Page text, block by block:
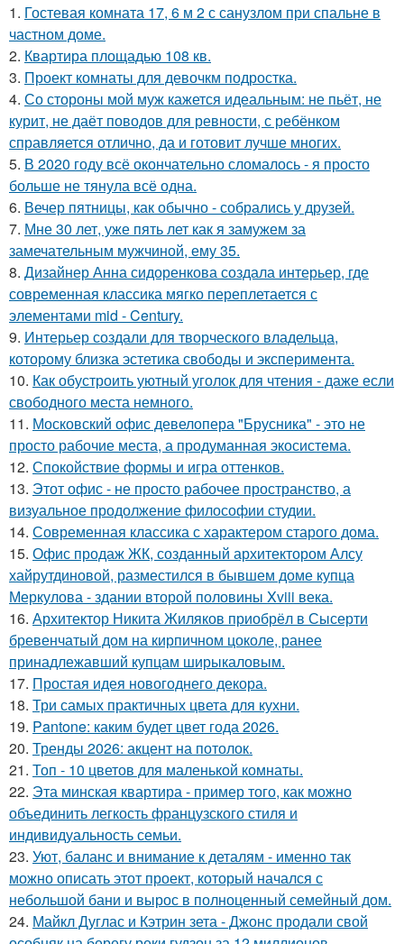
1. Гостевая комната 17, 6 м 2 с санузлом при спальне в
частном доме.
2. Квартира площадью 108 кв.
3. Проект комнаты для девочкм подростка.
4. Со стороны мой муж кажется идеальным: не пьёт, не
курит, не даёт поводов для ревности, с ребёнком
справляется отлично, да и готовит лучше многих.
5. В 2020 году всё окончательно сломалось - я просто
больше не тянула всё одна.
6. Вечер пятницы, как обычно - собрались у друзей.
7. Мне 30 лет, уже пять лет как я замужем за
замечательным мужчиной, ему 35.
8. Дизайнер Анна сидоренкова создала интерьер, где
современная классика мягко переплетается с
элементами mid - Century.
9. Интерьер создали для творческого владельца,
которому близка эстетика свободы и эксперимента.
10. Как обустроить уютный уголок для чтения - даже если
свободного места немного.
11. Московский офис девелопера "Брусника" - это не
просто рабочие места, а продуманная экосистема.
12. Спокойствие формы и игра оттенков.
13. Этот офис - не просто рабочее пространство, а
визуальное продолжение философии студии.
14. Современная классика с характером старого дома.
15. Офис продаж ЖК, созданный архитектором Алсу
хайрутдиновой, разместился в бывшем доме купца
Меркулова - здании второй половины Xviii века.
16. Архитектор Никита Жиляков приобрёл в Сысерти
бревенчатый дом на кирпичном цоколе, ранее
принадлежавший купцам ширыкаловым.
17. Простая идея новогоднего декора.
18. Три самых практичных цвета для кухни.
19. Pantone: каким будет цвет года 2026.
20. Тренды 2026: акцент на потолок.
21. Топ - 10 цветов для маленькой комнаты.
22. Эта минская квартира - пример того, как можно
объединить легкость французского стиля и
индивидуальность семьи.
23. Уют, баланс и внимание к деталям - именно так
можно описать этот проект, который начался с
небольшой бани и вырос в полноценный семейный дом.
24. Майкл Дуглас и Кэтрин зета - Джонс продали свой